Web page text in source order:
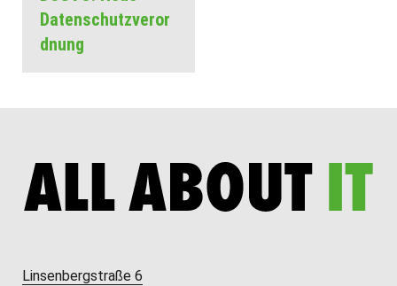
Datenschutzveror
dnung
Linsenbergstraße 6